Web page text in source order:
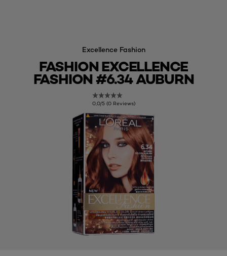
Excellence Fashion
FASHION EXCELLENCE
FASHION #6.34 AUBURN
0,0/5 (0 Reviews)